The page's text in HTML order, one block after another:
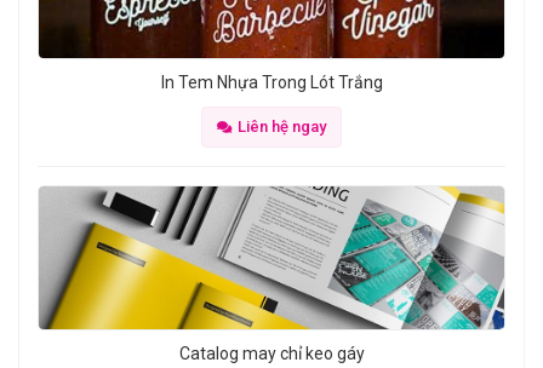
In Tem Nhựa Trong Lót Trắng
Liên hệ ngay
Catalog may chỉ keo gáy